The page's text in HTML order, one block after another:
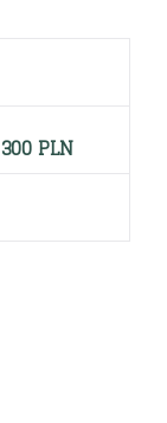
PLN